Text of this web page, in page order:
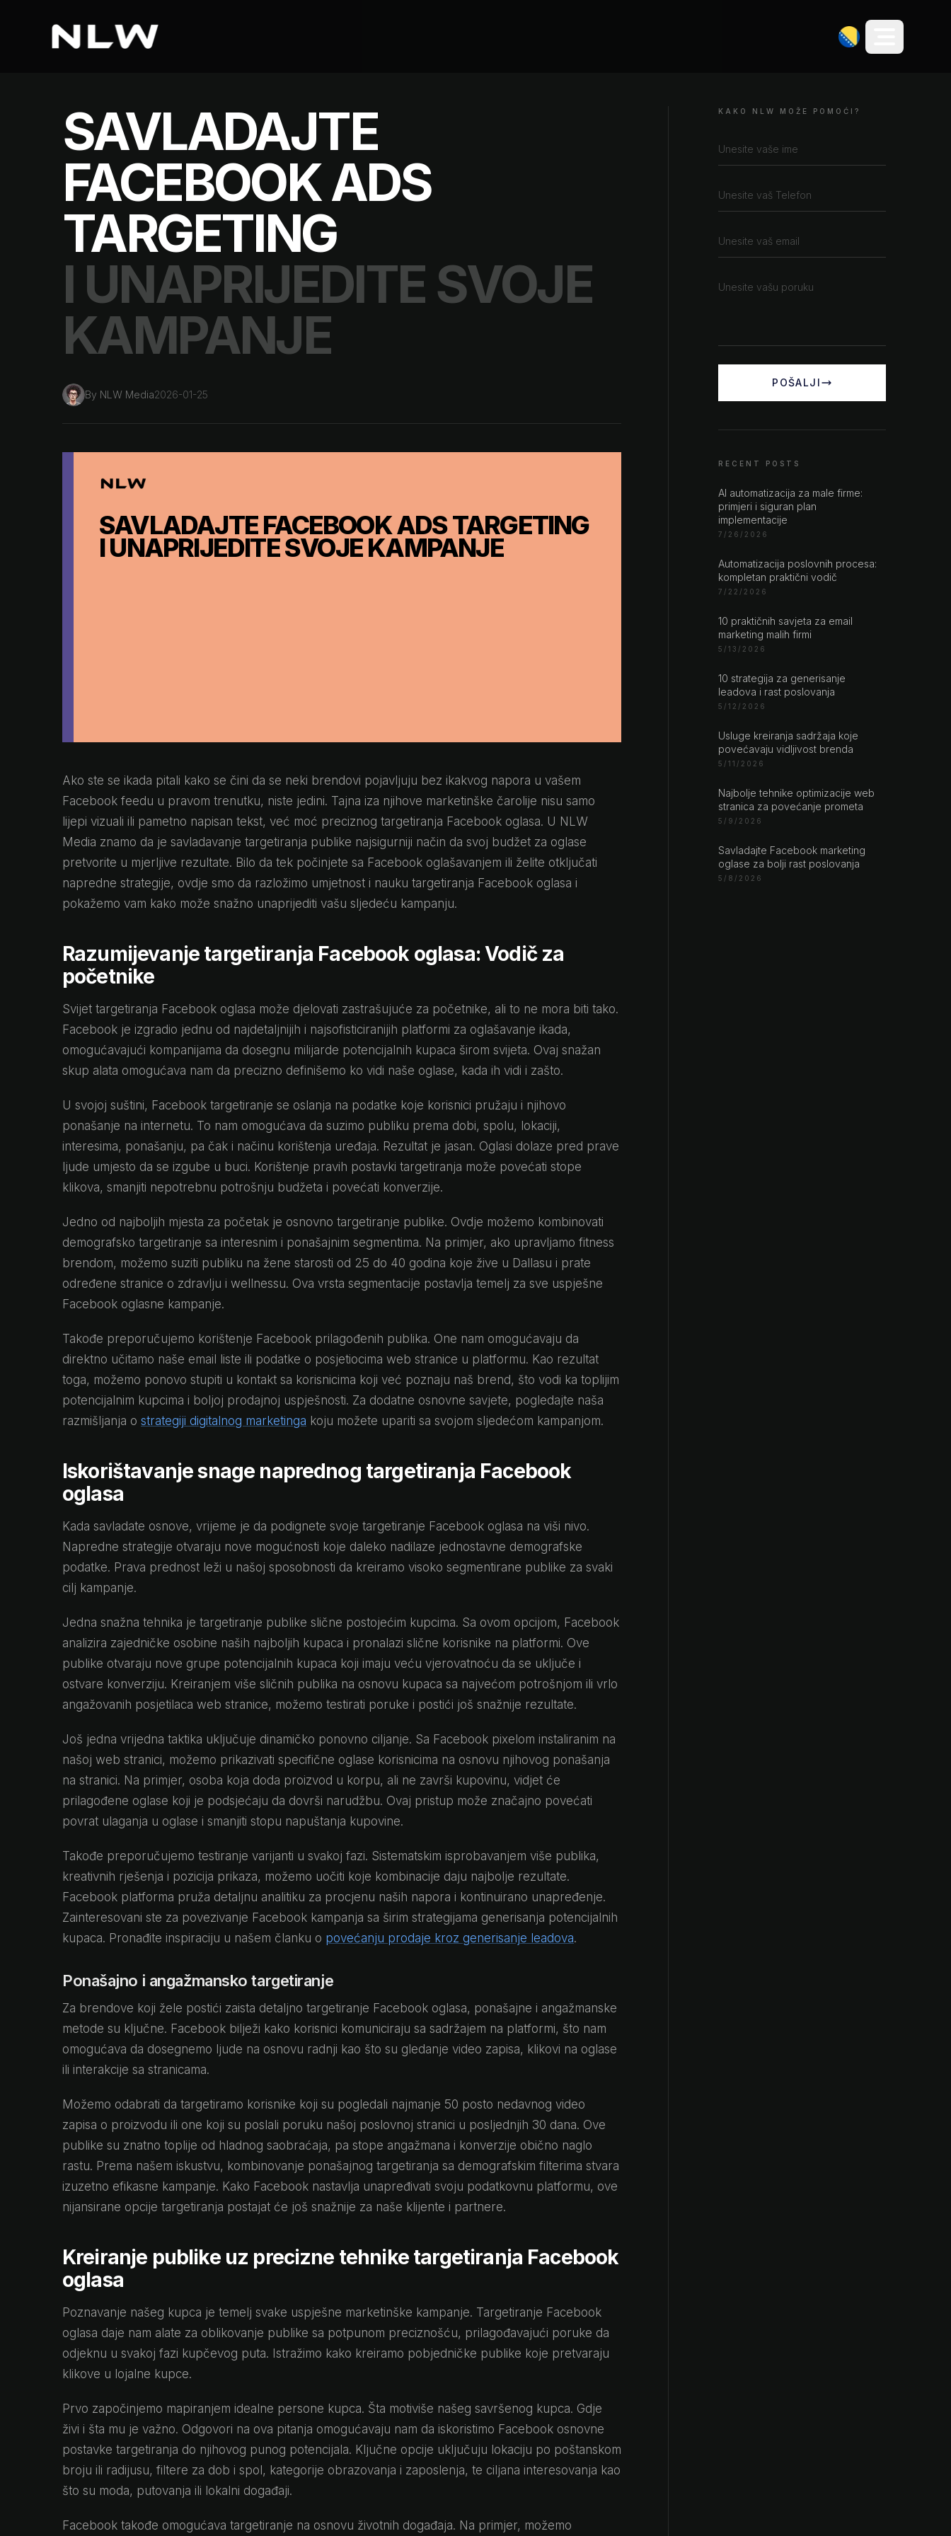
SAVLADAJTE
FACEBOOK ADS
TARGETING
I UNAPRIJEDITE SVOJE
KAMPANJE
By NLW Media2026-01-25
SAVLADAJTE FACEBOOK ADS TARGETING
I UNAPRIJEDITE SVOJE KAMPANJE
Ako ste se ikada pitali kako se čini da se neki brendovi pojavljuju bez ikakvog napora u vašem
Facebook feedu u pravom trenutku, niste jedini. Tajna iza njihove marketinške čarolije nisu samo
lijepi vizuali ili pametno napisan tekst, već moć preciznog targetiranja Facebook oglasa. U NLW
Media znamo da je savladavanje targetiranja publike najsigurniji način da svoj budžet za oglase
pretvorite u mjerljive rezultate. Bilo da tek počinjete sa Facebook oglašavanjem ili želite otključati
napredne strategije, ovdje smo da razložimo umjetnost i nauku targetiranja Facebook oglasa i
pokažemo vam kako može snažno unaprijediti vašu sljedeću kampanju.
Razumijevanje targetiranja Facebook oglasa: Vodič za
početnike
Svijet targetiranja Facebook oglasa može djelovati zastrašujuće za početnike, ali to ne mora biti tako.
Facebook je izgradio jednu od najdetaljnijih i najsofisticiranijih platformi za oglašavanje ikada,
omogućavajući kompanijama da dosegnu milijarde potencijalnih kupaca širom svijeta. Ovaj snažan
skup alata omogućava nam da precizno definišemo ko vidi naše oglase, kada ih vidi i zašto.
U svojoj suštini, Facebook targetiranje se oslanja na podatke koje korisnici pružaju i njihovo
ponašanje na internetu. To nam omogućava da suzimo publiku prema dobi, spolu, lokaciji,
interesima, ponašanju, pa čak i načinu korištenja uređaja. Rezultat je jasan. Oglasi dolaze pred prave
ljude umjesto da se izgube u buci. Korištenje pravih postavki targetiranja može povećati stope
klikova, smanjiti nepotrebnu potrošnju budžeta i povećati konverzije.
Jedno od najboljih mjesta za početak je osnovno targetiranje publike. Ovdje možemo kombinovati
demografsko targetiranje sa interesnim i ponašajnim segmentima. Na primjer, ako upravljamo fitness
brendom, možemo suziti publiku na žene starosti od 25 do 40 godina koje žive u Dallasu i prate
određene stranice o zdravlju i wellnessu. Ova vrsta segmentacije postavlja temelj za sve uspješne
Facebook oglasne kampanje.
Takođe preporučujemo korištenje Facebook prilagođenih publika. One nam omogućavaju da
direktno učitamo naše email liste ili podatke o posjetiocima web stranice u platformu. Kao rezultat
toga, možemo ponovo stupiti u kontakt sa korisnicima koji već poznaju naš brend, što vodi ka toplijim
potencijalnim kupcima i boljoj prodajnoj uspješnosti. Za dodatne osnovne savjete, pogledajte naša
razmišljanja o strategiji digitalnog marketinga koju možete upariti sa svojom sljedećom kampanjom.
Iskorištavanje snage naprednog targetiranja Facebook
oglasa
Kada savladate osnove, vrijeme je da podignete svoje targetiranje Facebook oglasa na viši nivo.
Napredne strategije otvaraju nove mogućnosti koje daleko nadilaze jednostavne demografske
podatke. Prava prednost leži u našoj sposobnosti da kreiramo visoko segmentirane publike za svaki
cilj kampanje.
Jedna snažna tehnika je targetiranje publike slične postojećim kupcima. Sa ovom opcijom, Facebook
analizira zajedničke osobine naših najboljih kupaca i pronalazi slične korisnike na platformi. Ove
publike otvaraju nove grupe potencijalnih kupaca koji imaju veću vjerovatnoću da se uključe i
ostvare konverziju. Kreiranjem više sličnih publika na osnovu kupaca sa najvećom potrošnjom ili vrlo
angažovanih posjetilaca web stranice, možemo testirati poruke i postići još snažnije rezultate.
Još jedna vrijedna taktika uključuje dinamičko ponovno ciljanje. Sa Facebook pixelom instaliranim na
našoj web stranici, možemo prikazivati specifične oglase korisnicima na osnovu njihovog ponašanja
na stranici. Na primjer, osoba koja doda proizvod u korpu, ali ne završi kupovinu, vidjet će
prilagođene oglase koji je podsjećaju da dovrši narudžbu. Ovaj pristup može značajno povećati
povrat ulaganja u oglase i smanjiti stopu napuštanja kupovine.
Takođe preporučujemo testiranje varijanti u svakoj fazi. Sistematskim isprobavanjem više publika,
kreativnih rješenja i pozicija prikaza, možemo uočiti koje kombinacije daju najbolje rezultate.
Facebook platforma pruža detaljnu analitiku za procjenu naših napora i kontinuirano unapređenje.
Zainteresovani ste za povezivanje Facebook kampanja sa širim strategijama generisanja potencijalnih
kupaca. Pronađite inspiraciju u našem članku o povećanju prodaje kroz generisanje leadova.
Ponašajno i angažmansko targetiranje
Za brendove koji žele postići zaista detaljno targetiranje Facebook oglasa, ponašajne i angažmanske
metode su ključne. Facebook bilježi kako korisnici komuniciraju sa sadržajem na platformi, što nam
omogućava da dosegnemo ljude na osnovu radnji kao što su gledanje video zapisa, klikovi na oglase
ili interakcije sa stranicama.
Možemo odabrati da targetiramo korisnike koji su pogledali najmanje 50 posto nedavnog video
zapisa o proizvodu ili one koji su poslali poruku našoj poslovnoj stranici u posljednjih 30 dana. Ove
publike su znatno toplije od hladnog saobraćaja, pa stope angažmana i konverzije obično naglo
rastu. Prema našem iskustvu, kombinovanje ponašajnog targetiranja sa demografskim filterima stvara
izuzetno efikasne kampanje. Kako Facebook nastavlja unapređivati svoju podatkovnu platformu, ove
nijansirane opcije targetiranja postajat će još snažnije za naše klijente i partnere.
Kreiranje publike uz precizne tehnike targetiranja Facebook
oglasa
Poznavanje našeg kupca je temelj svake uspješne marketinške kampanje. Targetiranje Facebook
oglasa daje nam alate za oblikovanje publike sa potpunom preciznošću, prilagođavajući poruke da
odjeknu u svakoj fazi kupčevog puta. Istražimo kako kreiramo pobjedničke publike koje pretvaraju
klikove u lojalne kupce.
Prvo započinjemo mapiranjem idealne persone kupca. Šta motiviše našeg savršenog kupca. Gdje
živi i šta mu je važno. Odgovori na ova pitanja omogućavaju nam da iskoristimo Facebook osnovne
postavke targetiranja do njihovog punog potencijala. Ključne opcije uključuju lokaciju po poštanskom
broju ili radijusu, filtere za dob i spol, kategorije obrazovanja i zaposlenja, te ciljana interesovanja kao
što su moda, putovanja ili lokalni događaji.
Facebook takođe omogućava targetiranje na osnovu životnih događaja. Na primjer, možemo
KAKO NLW MOŽE POMOĆI?
POŠALJI
RECENT POSTS
AI automatizacija za male firme:
primjeri i siguran plan
implementacije
7/26/2026
Automatizacija poslovnih procesa:
kompletan praktični vodič
7/22/2026
10 praktičnih savjeta za email
marketing malih firmi
5/13/2026
10 strategija za generisanje
leadova i rast poslovanja
5/12/2026
Usluge kreiranja sadržaja koje
povećavaju vidljivost brenda
5/11/2026
Najbolje tehnike optimizacije web
stranica za povećanje prometa
5/9/2026
Savladajte Facebook marketing
oglase za bolji rast poslovanja
5/8/2026